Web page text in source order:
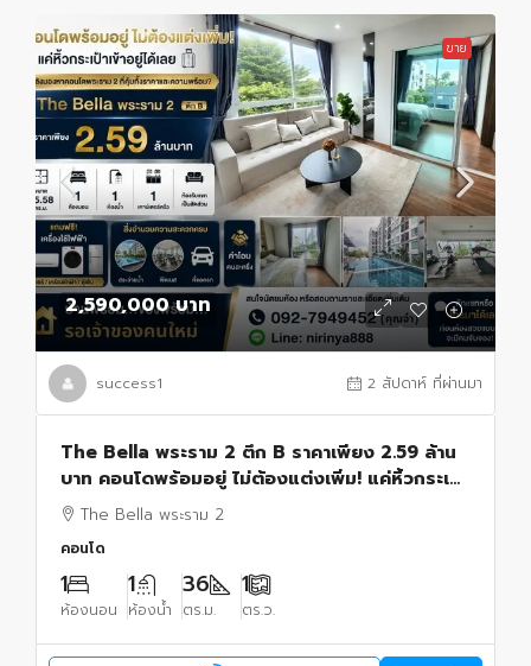
ขาย
2,590,000 บาท
success1 2 สัปดาห์ ที่ผ่านมา
The Bella พระราม 2 ตึก B ราคาเพียง 2.59 ล้าน
บาท คอนโดพร้อมอยู่ ไม่ต้องแต่งเพิ่ม! แค่หิ้วกระเป๋า
เข้าอยู่ได้เลย
The Bella พระราม 2
คอนโด
1
ห้องนอน
1
ห้องน้ำ
36
ตร.ม.
1
ตร.ว.